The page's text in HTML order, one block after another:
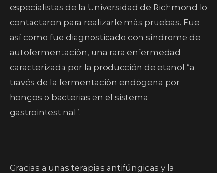
especialistas de la Universidad de Richmond lo
contactaron para realizarle más pruebas. Fue
así como fue diagnosticado con síndrome de
autofermentación, una rara enfermedad
caracterizada por la producción de etanol “a
través de la fermentación endógena por
hongos o bacterias en el sistema
gastrointestinal”.
Gracias a unas terapias antifúngicas y la